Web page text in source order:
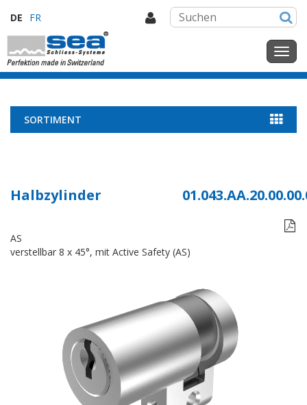
DE FR
SORTIMENT
Halbzylinder

AS
verstellbar 8 x 45°, mit Active Safety (AS)